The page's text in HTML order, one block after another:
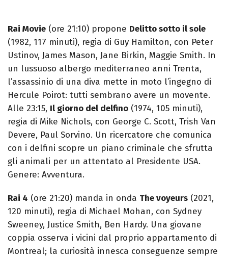
Rai Movie (ore 21:10) propone Delitto sotto il sole
(1982, 117 minuti), regia di Guy Hamilton, con Peter
Ustinov, James Mason, Jane Birkin, Maggie Smith. In
un lussuoso albergo mediterraneo anni Trenta,
l’assassinio di una diva mette in moto l’ingegno di
Hercule Poirot: tutti sembrano avere un movente.
Alle 23:15, Il giorno del delfino (1974, 105 minuti),
regia di Mike Nichols, con George C. Scott, Trish Van
Devere, Paul Sorvino. Un ricercatore che comunica
con i delfini scopre un piano criminale che sfrutta
gli animali per un attentato al Presidente USA.
Genere: Avventura.
Rai 4 (ore 21:20) manda in onda The voyeurs (2021,
120 minuti), regia di Michael Mohan, con Sydney
Sweeney, Justice Smith, Ben Hardy. Una giovane
coppia osserva i vicini dal proprio appartamento di
Montreal; la curiosità innesca conseguenze sempre